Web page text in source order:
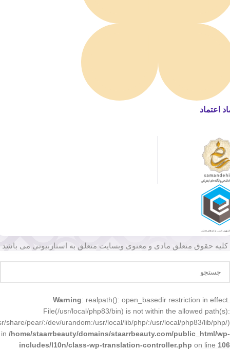
اعتماد
کلیه حقوق متعلق مادی و معنوی وبسایت متعلق به استاربیوتی می باشد
Warning: realpath(): open_basedir restriction in effect.
File(/usr/local/php83/bin) is not within the allowed path(s):
share/pear/:/dev/urandom:/usr/local/lib/php/:/usr/local/php83/lib/php/)
in /home/staarrbeauty/domains/staarrbeauty.com/public_html/wp-
includes/l10n/class-wp-translation-controller.php on line 106